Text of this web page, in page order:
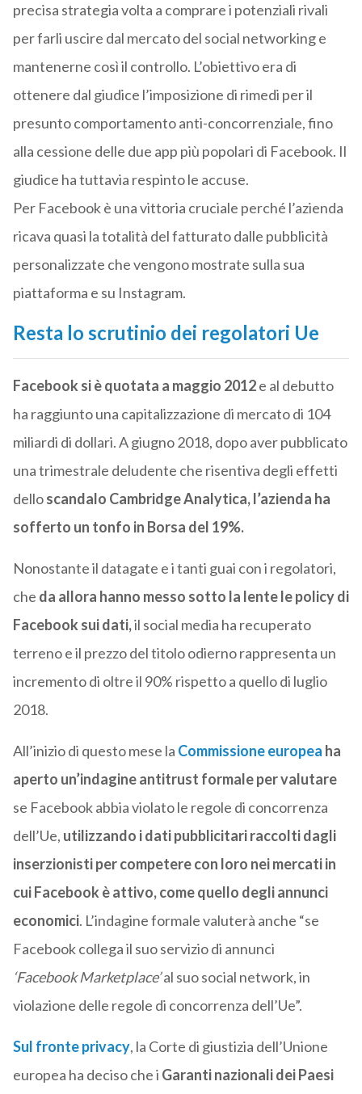
precisa strategia volta a comprare i potenziali rivali
per farli uscire dal mercato del social networking e
mantenerne così il controllo. L’obiettivo era di
ottenere dal giudice l’imposizione di rimedi per il
presunto comportamento anti-concorrenziale, fino
alla cessione delle due app più popolari di Facebook. Il
giudice ha tuttavia respinto le accuse.
Per Facebook è una vittoria cruciale perché l’azienda
ricava quasi la totalità del fatturato dalle pubblicità
personalizzate che vengono mostrate sulla sua
piattaforma e su Instagram.
Resta lo scrutinio dei regolatori Ue
Facebook si è quotata a maggio 2012e al debutto
ha raggiunto una capitalizzazione di mercato di 104
miliardi di dollari. A giugno 2018, dopo aver pubblicato
una trimestrale deludente che risentiva degli effetti
delloscandalo Cambridge Analytica, l’azienda ha
sofferto un tonfo in Borsa del 19%.
Nonostante il datagate e i tanti guai con i regolatori,
che da allora hanno messo sotto la lente le policy di
Facebook sui dati,il social media ha recuperato
terreno e il prezzo del titolo odierno rappresenta un
incremento di oltre il 90% rispetto a quello di luglio
2018.
All’inizio di questo mese la Commissione europea ha
aperto un’indagine antitrust formale per valutare
se Facebook abbia violato le regole di concorrenza
dell’Ue, utilizzando i dati pubblicitari raccolti dagli
inserzionisti per competere con loro nei mercati in
cui Facebook è attivo, come quello degli annunci
economici. L’indagine formale valuterà anche “se
Facebook collega il suo servizio di annunci
‘Facebook Marketplace’al suo social network, in
violazione delle regole di concorrenza dell’Ue”.
Sul fronte privacy, la Corte di giustizia dell’Unione
europea ha deciso che i Garanti nazionali dei Paesi